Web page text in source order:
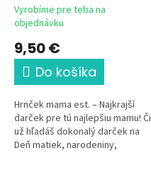
Vyrobíme pre teba na
objednávku
9,50 €
Do košíka
Hrnček mama est. – Najkrajší
darček pre tú najlepšiu mamu! Či
už hľadáš dokonalý darček na
Deň matiek, narodeniny,